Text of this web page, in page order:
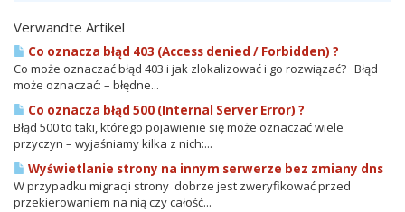
Verwandte Artikel
Co oznacza błąd 403 (Access denied / Forbidden) ?
Co może oznaczać błąd 403 i jak zlokalizować i go rozwiązać? Błąd
może oznaczać: – błędne...
Co oznacza błąd 500 (Internal Server Error) ?
Błąd 500 to taki, którego pojawienie się może oznaczać wiele
przyczyn – wyjaśniamy kilka z nich:...
Wyświetlanie strony na innym serwerze bez zmiany dns
W przypadku migracji strony dobrze jest zweryfikować przed
przekierowaniem na nią czy całość...